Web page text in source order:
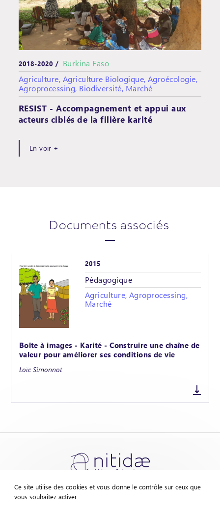
2018-2020 / Burkina Faso
Agriculture, Agriculture Biologique, Agroécologie,
Agroprocessing, Biodiversité, Marché
RESIST - Accompagnement et appui aux
acteurs ciblés de la filière karité
En voir +
Documents associés
2015
Pédagogique
Agriculture, Agroprocessing,
Marché
Boîte à images - Karité - Construire une chaîne de
valeur pour améliorer ses conditions de vie
Loïc Simonnot
Ce site utilise des cookies et vous donne le contrôle sur ceux que
vous souhaitez activer